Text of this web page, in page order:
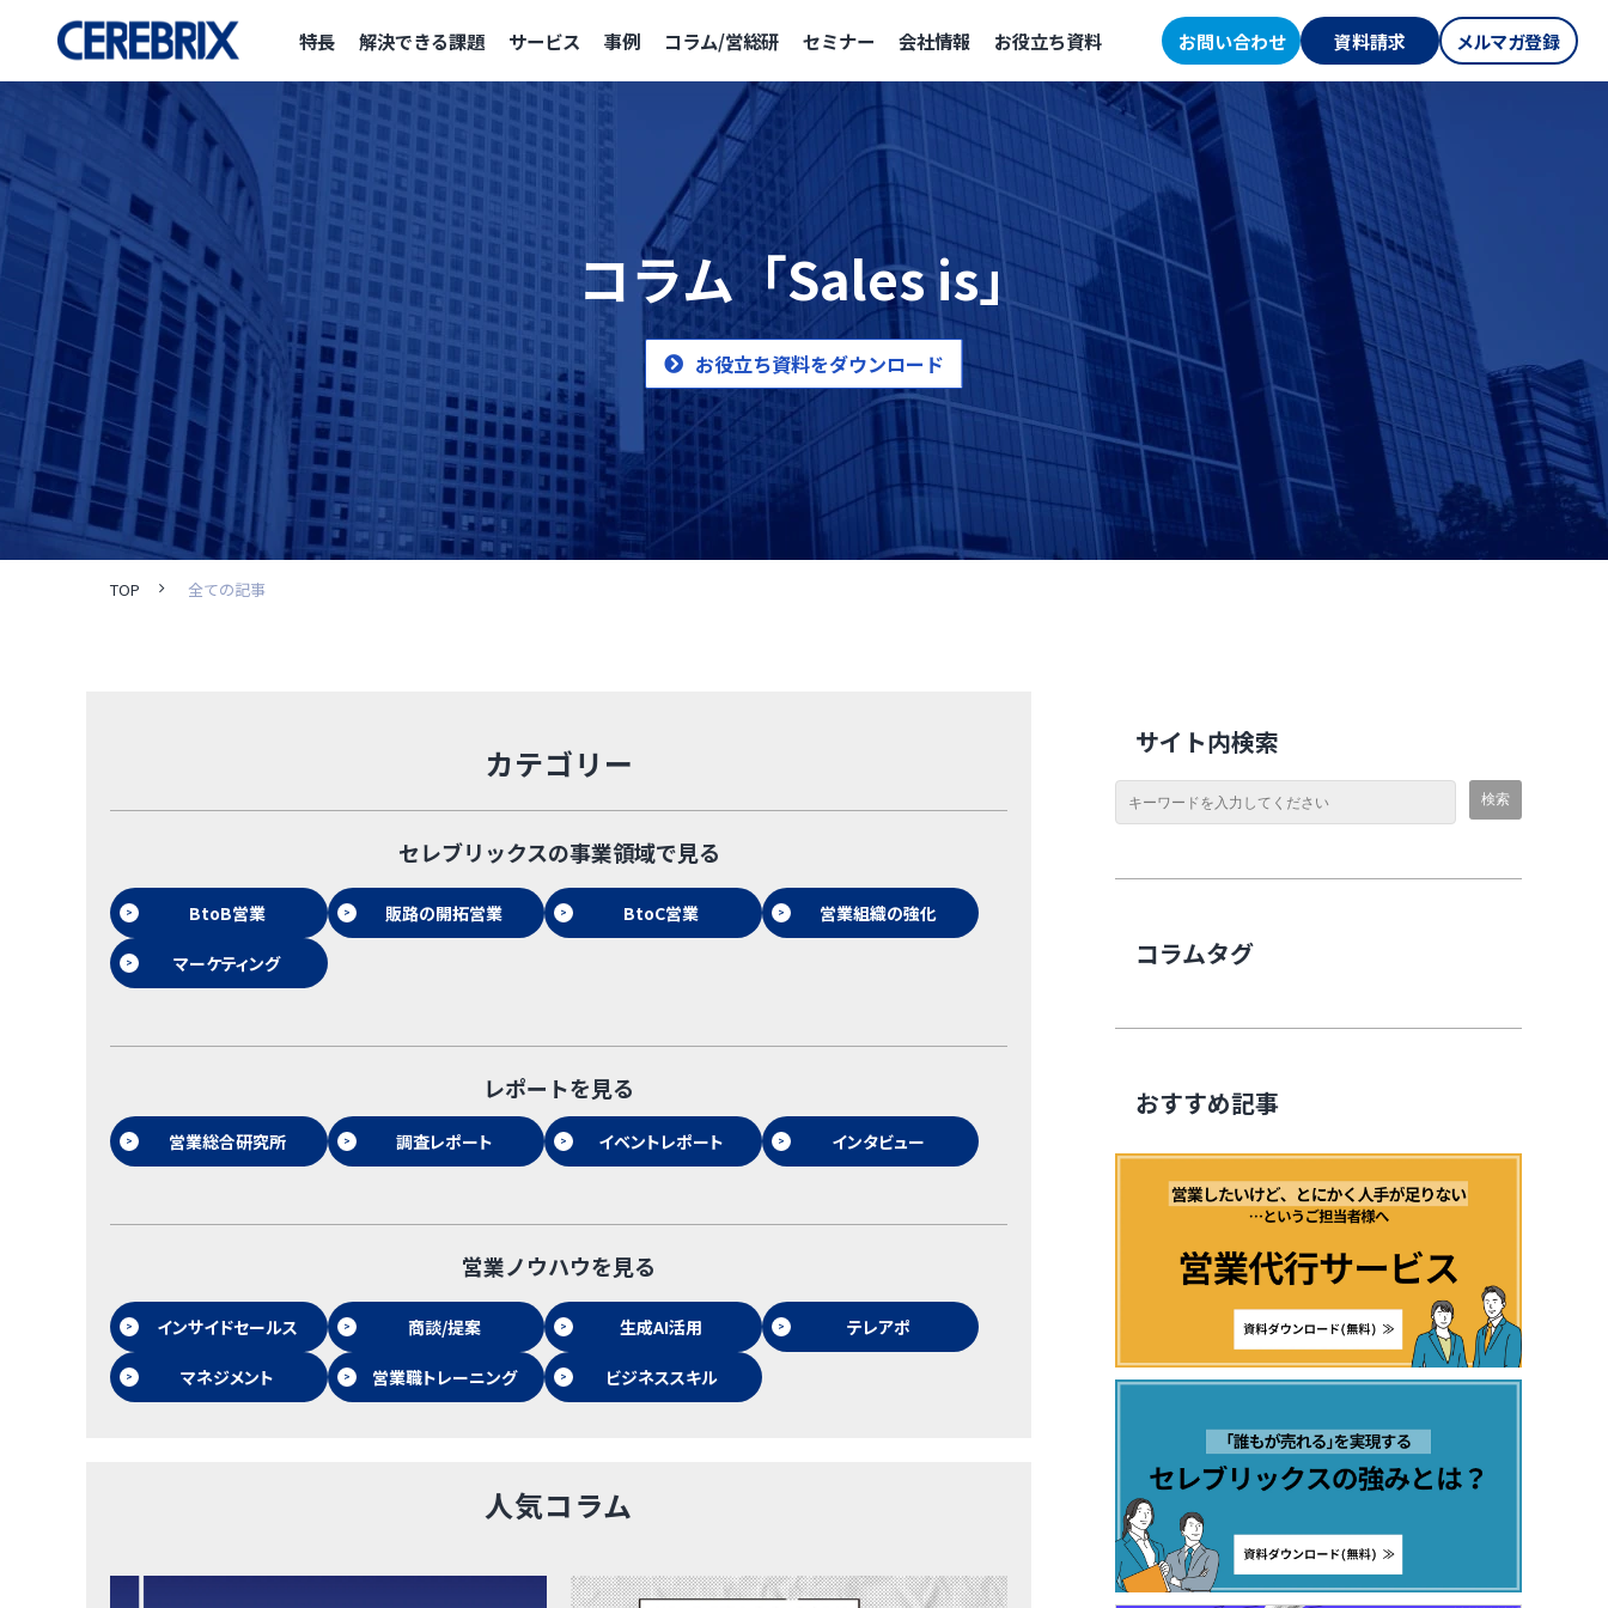
特長 解決できる課題 サービス 事例 コラム/営総研 セミナー 会社情報 お役立ち資料 お問い合わせ 資料請求 メルマガ登録
コラム「Sales is」
お役立ち資料をダウンロード
TOP 全ての記事
カテゴリー
セレブリックスの事業領域で見る
BtoB営業 販路の開拓営業 BtoC営業 営業組織の強化
マーケティング
レポートを見る
営業総合研究所 調査レポート イベントレポート インタビュー
営業ノウハウを見る
インサイドセールス 商談/提案 生成AI活用 テレアポ
マネジメント 営業職トレーニング ビジネススキル
人気コラム
サイト内検索
コラムタグ
おすすめ記事